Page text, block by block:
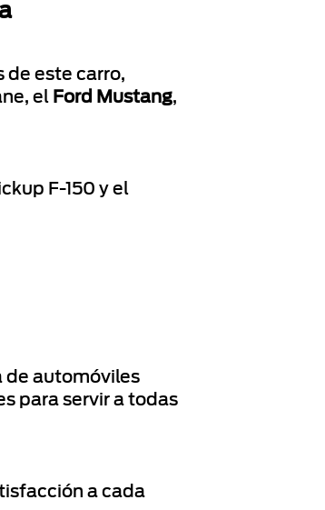
de este carro,
el Ford Mustang,
F-150 y el
de automóviles
para servir a todas
a cada